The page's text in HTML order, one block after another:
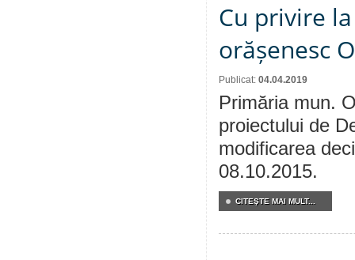
Cu privire
orășenesc
Publicat: 04.04.2019
Primăria mun.
proiectului de
modificarea
08.10.2015.
CITEŞTE MAI MULT...